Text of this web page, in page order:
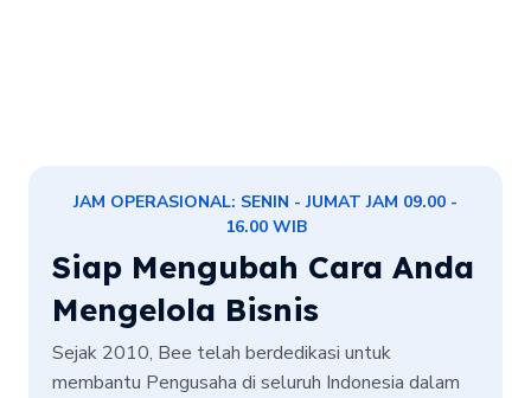
JAM OPERASIONAL: SENIN - JUMAT JAM 09.00 -
16.00 WIB
Siap Mengubah Cara Anda
Mengelola Bisnis
Sejak 2010, Bee telah berdedikasi untuk
membantu Pengusaha di seluruh Indonesia dalam